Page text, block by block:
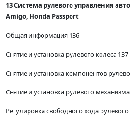
13 Система рулевого управления
Amigo, Honda Passport
Общая информация 136
Снятие и установка рулевого колеса 137
Снятие и установка компонентов
Снятие и установка рулевого
Регулировка свободного хода рулевого